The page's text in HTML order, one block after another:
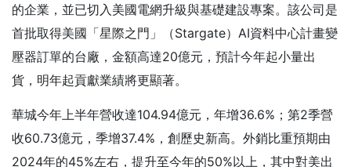
的企業，並已切入美國電網升級與基礎建設專案。該公司是
首批取得美國「星際之門」（Stargate）AI資料中心計畫變
壓器訂單的台廠，金額高達20億元，預計今年起小量出
貨，明年起貢獻業績將更顯著。
華城今年上半年營收達104.94億元，年增36.6%；第2季營
收60.73億元，季增37.4%，創歷史新高。外銷比重預期由
2024年的45%左右，提升至今年的50%以上，其中對美出